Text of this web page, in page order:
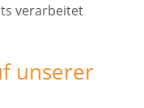
verarbeitet
unserer